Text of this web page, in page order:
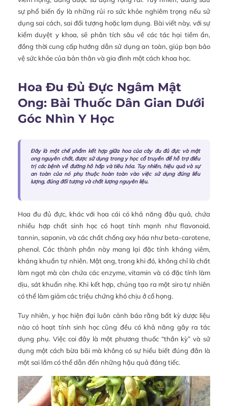
sự phổ biến ấy là những rủi ro sức khỏe nghiêm trọng nếu sử
dụng sai cách, sai đối tượng hoặc lạm dụng. Bài viết này, với sự
kiểm duyệt y khoa, sẽ phân tích sâu về các tác hại tiềm ẩn,
đồng thời cung cấp hướng dẫn sử dụng an toàn, giúp bạn bảo
vệ sức khỏe của bản thân và gia đình một cách khoa học.
Hoa Đu Đủ Đực Ngâm Mật
Ong: Bài Thuốc Dân Gian Dưới
Góc Nhìn Y Học
Đây là một chế phẩm kết hợp giữa hoa của cây đu đủ đực và mật
ong nguyên chất, được sử dụng trong y học cổ truyền để hỗ trợ điều
trị các bệnh về đường hô hấp và tiêu hóa. Tuy nhiên, hiệu quả và sự
an toàn của nó phụ thuộc hoàn toàn vào việc sử dụng đúng liều
lượng, đúng đối tượng và chất lượng nguyên liệu.
Hoa đu đủ đực, khác với hoa cái có khả năng đậu quả, chứa
nhiều hợp chất sinh học có hoạt tính mạnh như flavonoid,
tannin, saponin, và các chất chống oxy hóa như beta-carotene,
phenol. Các thành phần này mang lại đặc tính kháng viêm,
kháng khuẩn tự nhiên. Mật ong, trong khi đó, không chỉ là chất
làm ngọt mà còn chứa các enzyme, vitamin và có đặc tính làm
dịu, sát khuẩn nhẹ. Khi kết hợp, chúng tạo ra một siro tự nhiên
có thể làm giảm các triệu chứng khó chịu ở cổ họng.
Tuy nhiên, y học hiện đại luôn cảnh báo rằng bất kỳ dược liệu
nào có hoạt tính sinh học cũng đều có khả năng gây ra tác
dụng phụ. Việc coi đây là một phương thuốc “thần kỳ” và sử
dụng một cách bừa bãi mà không có sự hiểu biết đúng đắn là
một sai lầm có thể dẫn đến những hậu quả đáng tiếc.